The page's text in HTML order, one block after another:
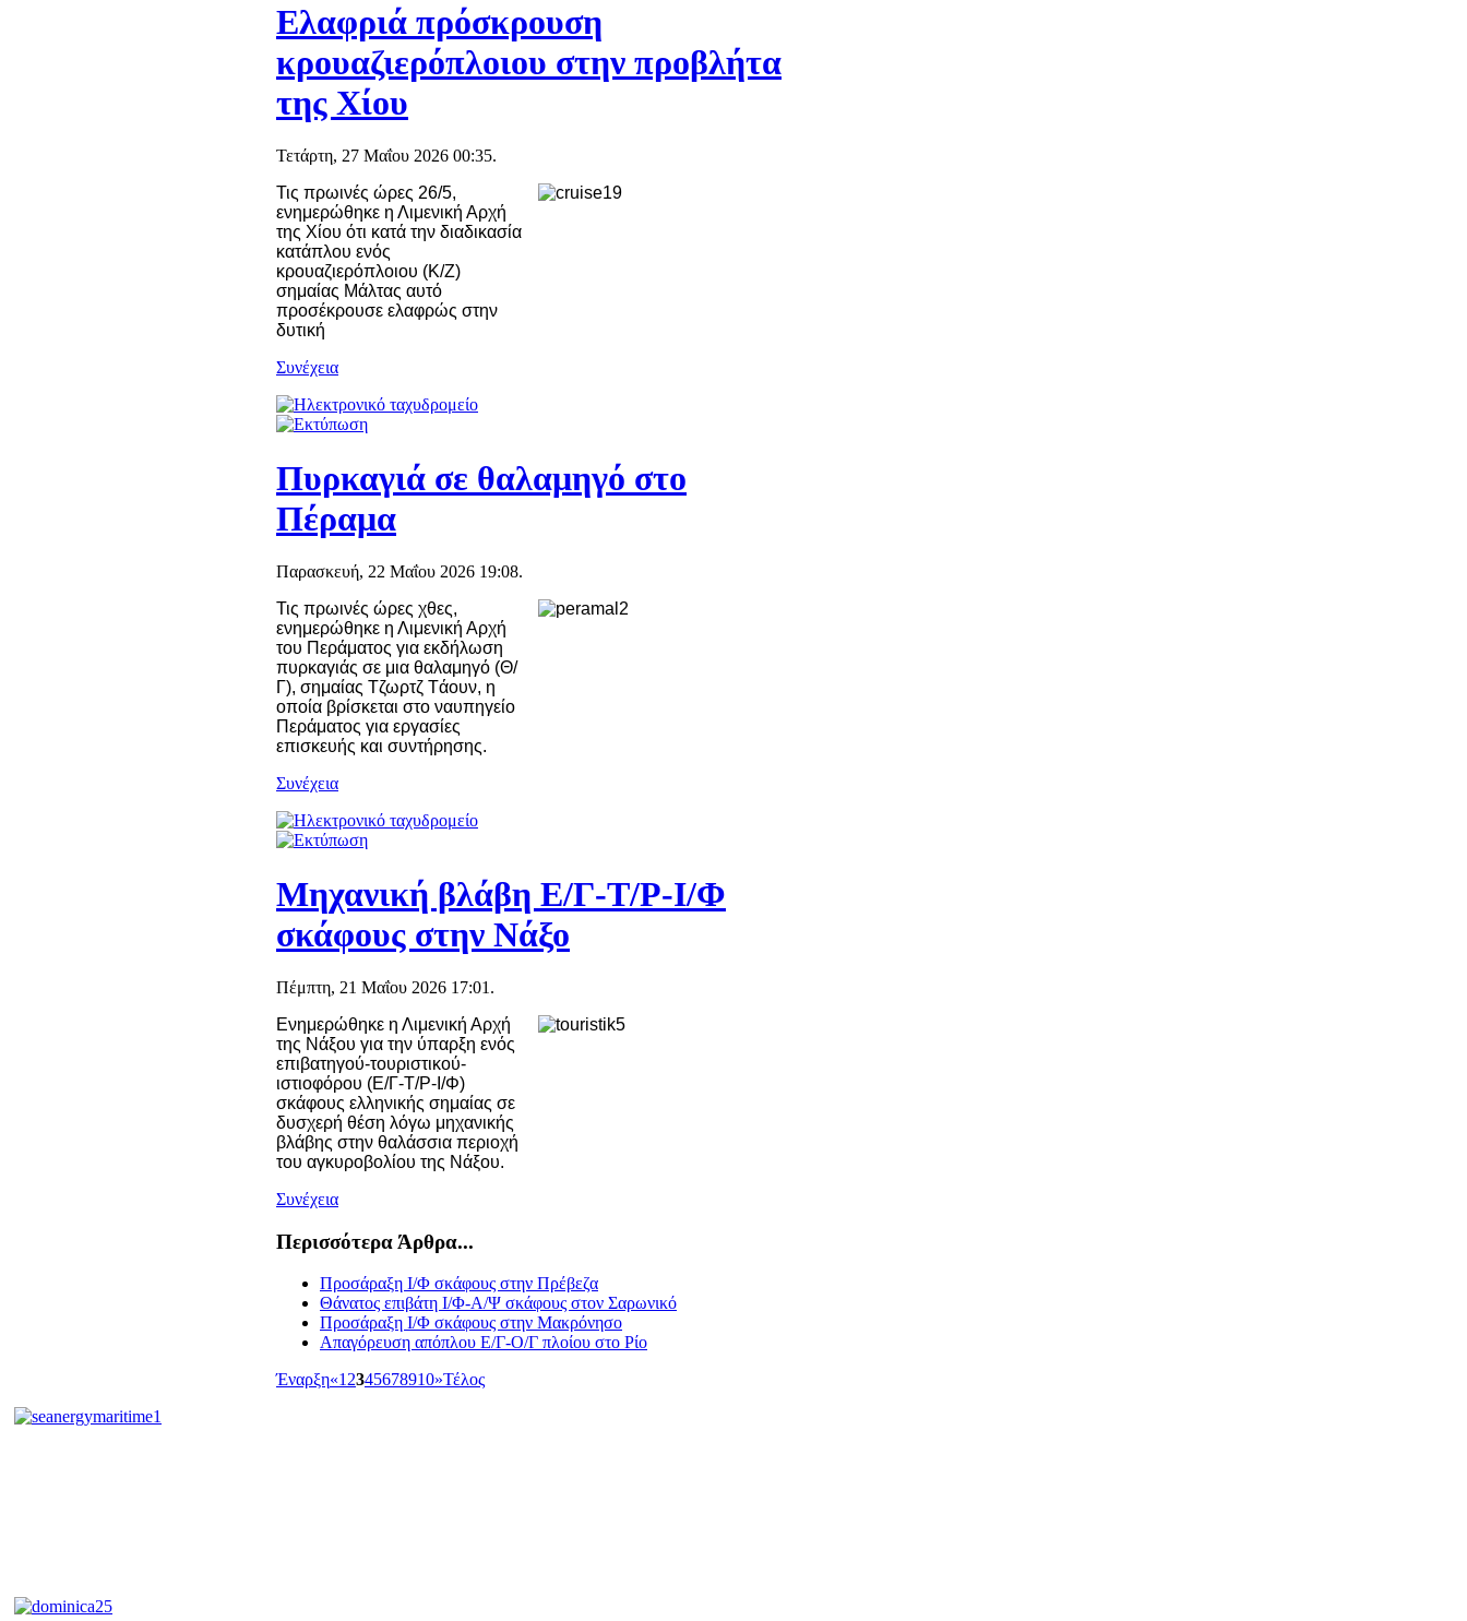
Ελαφριά πρόσκρουση
κρουαζιερόπλοιου στην προβλήτα
της Χίου
Τετάρτη, 27 Μαΐου 2026 00:35.
Τις πρωινές ώρες 26/5,
ενημερώθηκε η Λιμενική Αρχή
της Χίου ότι κατά την διαδικασία
κατάπλου ενός
κρουαζιερόπλοιου (Κ/Ζ)
σημαίας Μάλτας αυτό
προσέκρουσε ελαφρώς στην
δυτική
Συνέχεια
Πυρκαγιά σε θαλαμηγό στο
Πέραμα
Παρασκευή, 22 Μαΐου 2026 19:08.
Τις πρωινές ώρες χθες,
ενημερώθηκε η Λιμενική Αρχή
του Περάματος για εκδήλωση
πυρκαγιάς σε μια θαλαμηγό (Θ/
Γ), σημαίας Τζωρτζ Tάουν, η
οποία βρίσκεται στο ναυπηγείο
Περάματος για εργασίες
επισκευής και συντήρησης.
Συνέχεια
Μηχανική βλάβη Ε/Γ-Τ/Ρ-Ι/Φ
σκάφους στην Νάξο
Πέμπτη, 21 Μαΐου 2026 17:01.
Ενημερώθηκε η Λιμενική Αρχή
της Νάξου για την ύπαρξη ενός
επιβατηγού-τουριστικού-
ιστιοφόρου (Ε/Γ-Τ/Ρ-Ι/Φ)
σκάφους ελληνικής σημαίας σε
δυσχερή θέση λόγω μηχανικής
βλάβης στην θαλάσσια περιοχή
του αγκυροβολίου της Νάξου.
Συνέχεια
Περισσότερα Άρθρα...
Προσάραξη Ι/Φ σκάφους στην Πρέβεζα
Θάνατος επιβάτη Ι/Φ-Α/Ψ σκάφους στον Σαρωνικό
Προσάραξη Ι/Φ σκάφους στην Μακρόνησο
Απαγόρευση απόπλου Ε/Γ-Ο/Γ πλοίου στο Ρίο
Έναρξη«12345678910»Τέλος